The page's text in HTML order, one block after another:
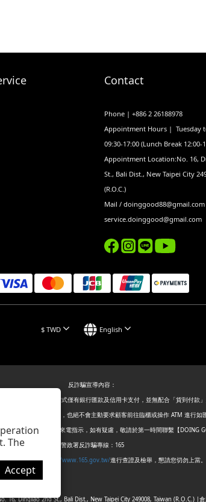
The
Accept
Contact
Phone | +886 2 26188978
Appointment Hours | Tuesday
09:30-17:00 (Lunch Break 12:00-
Appointment Location:No. 16,
St., Bali Dist., New Taipei City
(R.O.C.)
Mail /
service.doinggood@gmail.com
$ TWD English
反詐騙宣導內容：
好事國際】付款方式僅有銀行匯款及信用卡支付，並無配合「貨到付款
、信用卡等個人資訊，也絕不會主動要求顧客前往臨櫃或操作 ATM 進行如
警覺，切勿輕信不明來電指示，如有疑慮，敬請於第一時間聯繫【DOING
警政署反詐騙專線：165
全民防騙網：https://www.165.gov.tw/進行查證及檢舉，懇請您切勿上當。
16, Dingliao 2nd St., Bali Dist., New Taipei City 249008, Taiwan (R.O.C.) |